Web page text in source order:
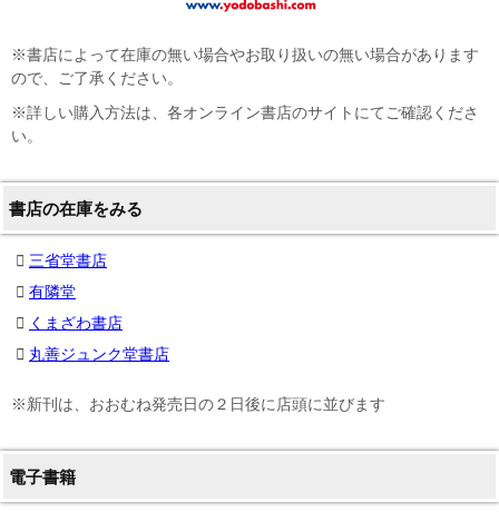
※書店によって在庫の無い場合やお取り扱いの無い場合があります
ので、ご了承ください。
※詳しい購入方法は、各オンライン書店のサイトにてご確認くださ
い。
書店の在庫をみる
三省堂書店
有隣堂
くまざわ書店
丸善ジュンク堂書店
※新刊は、おおむね発売日の２日後に店頭に並びます
電子書籍